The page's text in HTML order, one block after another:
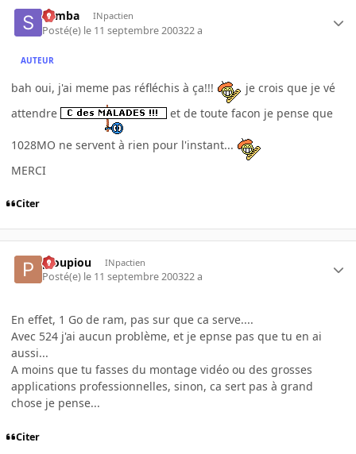
Semba INpactien
Posté(e) le 11 septembre 200322 a
AUTEUR
bah oui, j'ai meme pas réfléchis à ça!!!
je crois que je vé
attendre
et de toute facon je pense que
1028MO ne servent à rien pour l'instant...
MERCI
Citer
pioupiou INpactien
Posté(e) le 11 septembre 200322 a
En effet, 1 Go de ram, pas sur que ca serve....
Avec 524 j'ai aucun problème, et je epnse pas que tu en ai
aussi...
A moins que tu fasses du montage vidéo ou des grosses
applications professionnelles, sinon, ca sert pas à grand
chose je pense...
Citer